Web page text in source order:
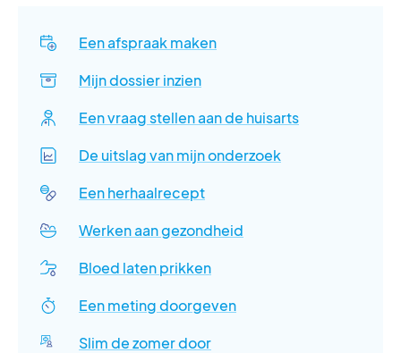
Een afspraak maken
Mijn dossier inzien
Een vraag stellen aan de huisarts
De uitslag van mijn onderzoek
Een herhaalrecept
Werken aan gezondheid
Bloed laten prikken
Een meting doorgeven
Slim de zomer door